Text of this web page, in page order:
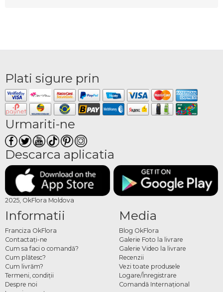
Plati sigure prin
Urmariti-ne
Descarca aplicatia
2025, OkFlora Moldova
Informatii
Franciza OkFlora
Contactaţi-ne
Cum sa faci o comandă?
Cum plătesc?
Cum livrăm?
Termeni, condiţii
Despre noi
Media
Blog OkFlora
Galerie Foto la livrare
Galerie Video la livrare
Recenzii
Vezi toate produsele
Logare/Înregistrare
Comandă Internațional